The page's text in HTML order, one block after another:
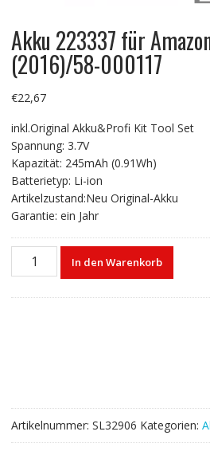
Akku 223337 für
(2016)/58-000117
€22,67
inkl.Original Akku&Profi Kit Tool Set
Spannung: 3.7V
Kapazität: 245mAh (0.91Wh)
Batterietyp: Li-ion
Artikelzustand:Neu Original-Akku
Garantie: ein Jahr
Akku
223337
In den Warenkorb
Artikelnummer: SL32906 Kategorien: